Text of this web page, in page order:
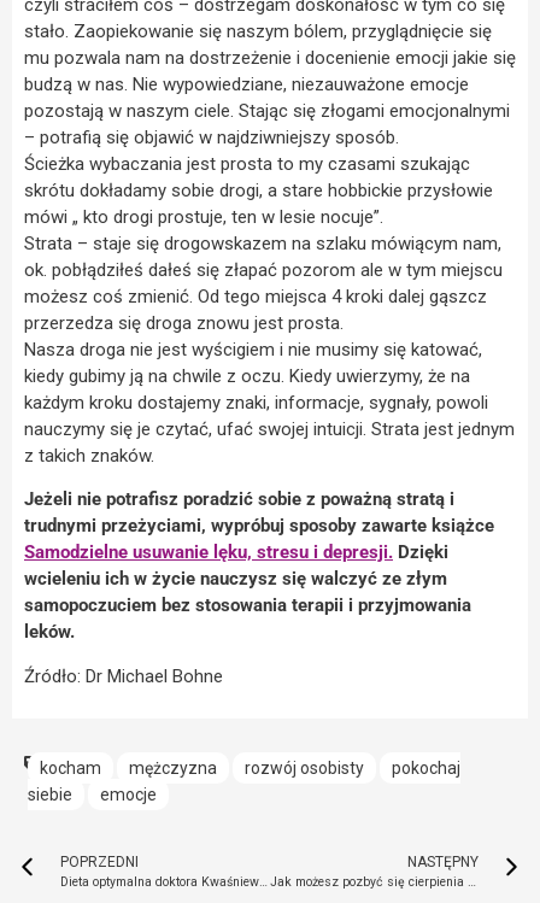
czyli straciłem coś – dostrzegam doskonałość w tym co się
stało. Zaopiekowanie się naszym bólem, przyglądnięcie się
mu pozwala nam na dostrzeżenie i docenienie emocji jakie się
budzą w nas. Nie wypowiedziane, niezauważone emocje
pozostają w naszym ciele. Stając się złogami emocjonalnymi
– potrafią się objawić w najdziwniejszy sposób.
Ścieżka wybaczania jest prosta to my czasami szukając
skrótu dokładamy sobie drogi, a stare hobbickie przysłowie
mówi „ kto drogi prostuje, ten w lesie nocuje”.
Strata – staje się drogowskazem na szlaku mówiącym nam,
ok. pobłądziłeś dałeś się złapać pozorom ale w tym miejscu
możesz coś zmienić. Od tego miejsca 4 kroki dalej gąszcz
przerzedza się droga znowu jest prosta.
Nasza droga nie jest wyścigiem i nie musimy się katować,
kiedy gubimy ją na chwile z oczu. Kiedy uwierzymy, że na
każdym kroku dostajemy znaki, informacje, sygnały, powoli
nauczymy się je czytać, ufać swojej intuicji. Strata jest jednym
z takich znaków.
Jeżeli nie potrafisz poradzić sobie z poważną stratą i
trudnymi przeżyciami, wypróbuj sposoby zawarte książce
Samodzielne usuwanie lęku, stresu i depresji. Dzięki
wcieleniu ich w życie nauczysz się walczyć ze złym
samopoczuciem bez stosowania terapii i przyjmowania
leków.
Źródło: Dr Michael Bohne
kocham mężczyzna rozwój osobisty
pokochaj
siebie
emocje
POPRZEDNI
Dieta optymalna doktora Kwaśniewskiego – za czy przeciw? Jakie produkty można na niej spożywać?
NASTĘPNY
Jak możesz pozbyć się cierpienia i oczyścić umysł?